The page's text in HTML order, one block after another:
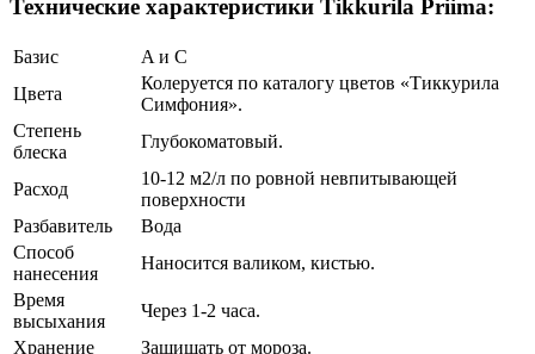
Технические характеристики Tikkurila Priima:
Базис
A и С
Цвета
Колеруется по каталогу цветов «Тиккурила
Симфония».
Степень
блеска
Глубокоматовый.
Расход
10-12 м2/л по ровной невпитывающей
поверхности
Разбавитель
Вода
Способ
нанесения
Наносится валиком, кистью.
Время
высыхания
Через 1-2 часа.
Хранение
Защищать от мороза.